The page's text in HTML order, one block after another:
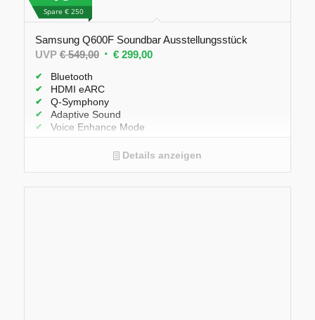
Spare € 250
Samsung Q600F Soundbar Ausstellungsstück
UVP€549,00 Ursprünglicher
war:
€ 549,00
€299,00Aktueller
Bluetooth
HDMI eARC
Q-Symphony
Adaptive Sound
Voice Enhance Mode
Details anzeigen